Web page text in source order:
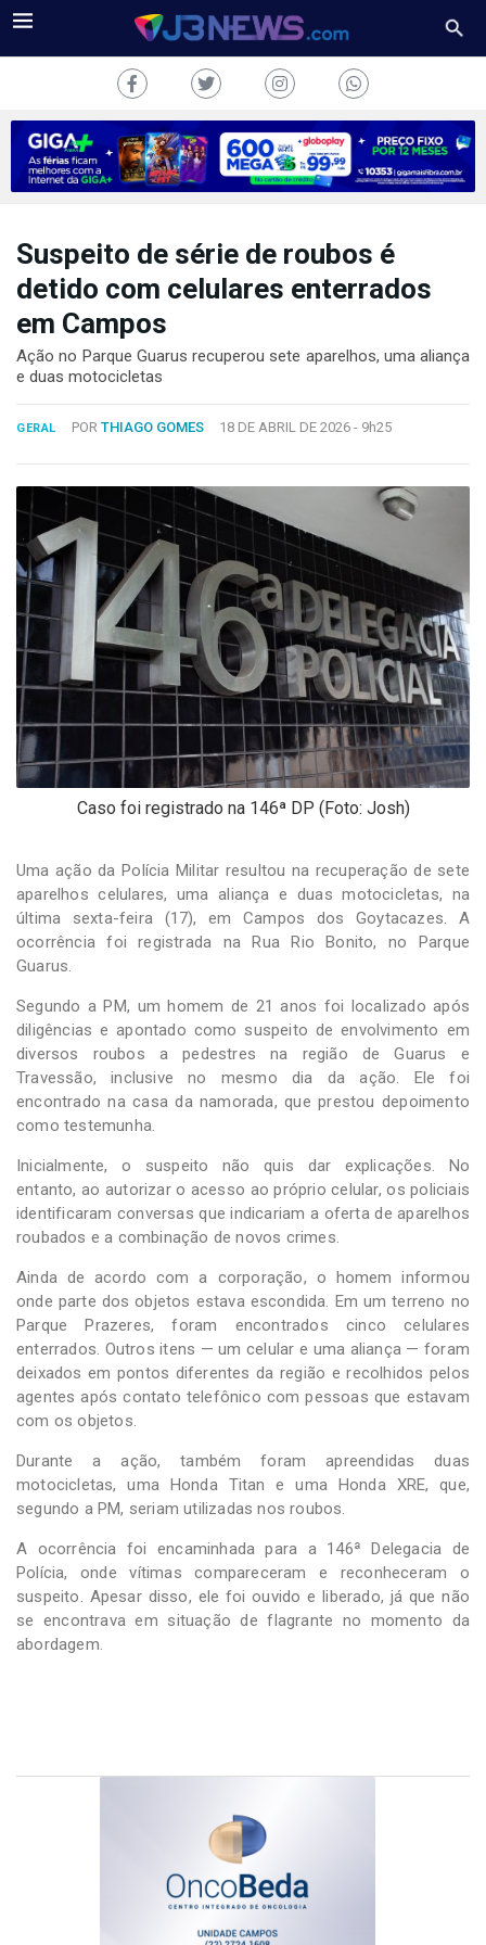
J3NEWS
COLUNAS
2024
Desenvolvido
por
Hesea
Tecnologia
Sistemas
Suspeito de série de roubos é
detido com celulares enterrados
em Campos
Ação no Parque Guarus recuperou sete aparelhos, uma aliança
e duas motocicletas
GERAL POR THIAGO GOMES 18 DE ABRIL DE 2026 - 9h25
Caso foi registrado na 146ª DP (Foto: Josh)
Uma ação da Polícia Militar resultou na recuperação de sete
aparelhos celulares, uma aliança e duas motocicletas, na
última sexta-feira (17), em Campos dos Goytacazes. A
ocorrência foi registrada na Rua Rio Bonito, no Parque
Guarus.
Segundo a PM, um homem de 21 anos foi localizado após
diligências e apontado como suspeito de envolvimento em
diversos roubos a pedestres na região de Guarus e
Travessão, inclusive no mesmo dia da ação. Ele foi
encontrado na casa da namorada, que prestou depoimento
como testemunha.
Inicialmente, o suspeito não quis dar explicações. No
entanto, ao autorizar o acesso ao próprio celular, os policiais
identificaram conversas que indicariam a oferta de aparelhos
roubados e a combinação de novos crimes.
Ainda de acordo com a corporação, o homem informou
onde parte dos objetos estava escondida. Em um terreno no
Parque Prazeres, foram encontrados cinco celulares
enterrados. Outros itens — um celular e uma aliança — foram
deixados em pontos diferentes da região e recolhidos pelos
agentes após contato telefônico com pessoas que estavam
com os objetos.
Durante a ação, também foram apreendidas duas
motocicletas, uma Honda Titan e uma Honda XRE, que,
segundo a PM, seriam utilizadas nos roubos.
A ocorrência foi encaminhada para a 146ª Delegacia de
Polícia, onde vítimas compareceram e reconheceram o
suspeito. Apesar disso, ele foi ouvido e liberado, já que não
se encontrava em situação de flagrante no momento da
abordagem.